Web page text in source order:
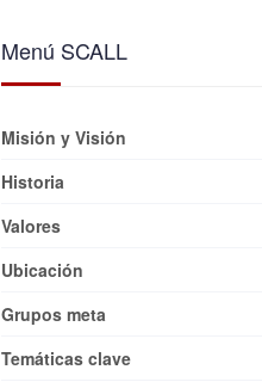
Menú SCALL
Misión y Visión
Historia
Valores
Ubicación
Grupos meta
Temáticas clave